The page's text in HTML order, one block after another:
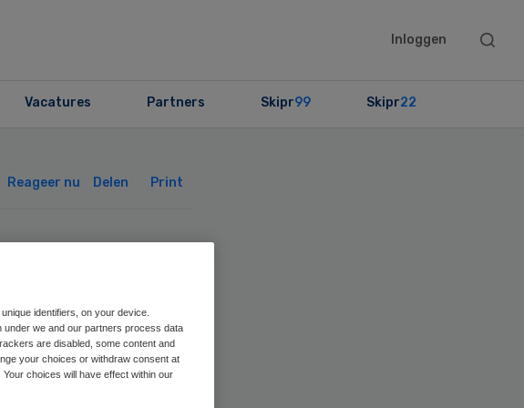
Inloggen
Search
Vacatures Partners Skipr99 Skipr22
Reageer nu Delen Print
identifiers, on your device.
under we and our partners process data
are disabled, some content and
your choices or withdraw consent at
choices will have effect within our